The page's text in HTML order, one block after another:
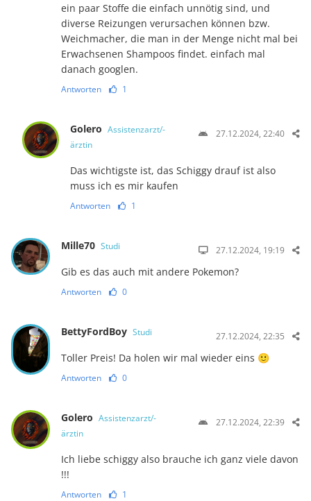
ein paar Stoffe die einfach unnötig sind, und
diverse Reizungen verursachen können bzw.
Weichmacher, die man in der Menge nicht mal bei
Erwachsenen Shampoos findet. einfach mal
danach googlen.
Antworten 1
Golero Assistenzarzt/-
ärztin
27.12.2024, 22:40
Das wichtigste ist, das Schiggy drauf ist also
muss ich es mir kaufen
Antworten 1
Mille70 Studi 27.12.2024, 19:19
Gib es das auch mit andere Pokemon?
Antworten 0
BettyFordBoy Studi 27.12.2024, 22:35
Toller Preis! Da holen wir mal wieder eins 🙂
Antworten 0
Golero Assistenzarzt/-
ärztin
27.12.2024, 22:39
Ich liebe schiggy also brauche ich ganz viele davon
!!!
Antworten 1